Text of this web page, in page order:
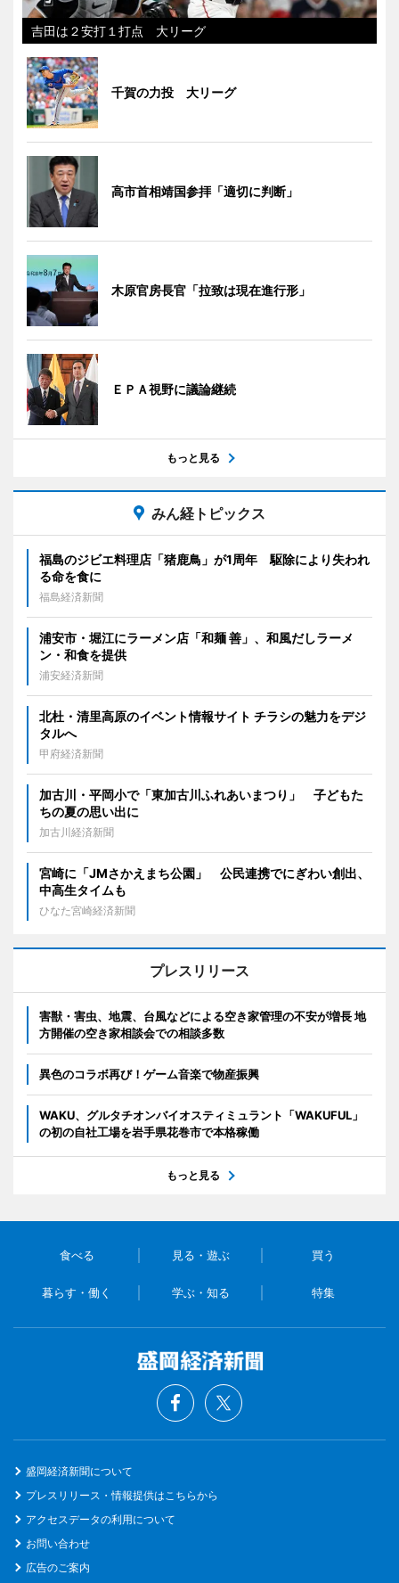
吉田は２安打１打点 大リーグ
千賀の力投 大リーグ
高市首相靖国参拝「適切に判断」
木原官房長官「拉致は現在進行形」
ＥＰＡ視野に議論継続
もっと見る
みん経トピックス
福島のジビエ料理店「猪鹿鳥」が1周年 駆除により失われ
る命を食に
福島経済新聞
浦安市・堀江にラーメン店「和麺 善」、和風だしラーメ
ン・和食を提供
浦安経済新聞
北杜・清里高原のイベント情報サイト チラシの魅力をデジ
タルへ
甲府経済新聞
加古川・平岡小で「東加古川ふれあいまつり」 子どもた
ちの夏の思い出に
加古川経済新聞
宮崎に「JMさかえまち公園」 公民連携でにぎわい創出、
中高生タイムも
ひなた宮崎経済新聞
プレスリリース
害獣・害虫、地震、台風などによる空き家管理の不安が増長 地
方開催の空き家相談会での相談多数
異色のコラボ再び！ゲーム音楽で物産振興
WAKU、グルタチオンバイオスティミュラント「WAKUFUL」
の初の自社工場を岩手県花巻市で本格稼働
もっと見る
食べる 見る・遊ぶ 買う
暮らす・働く 学ぶ・知る 特集
盛岡経済新聞について
プレスリリース・情報提供はこちらから
アクセスデータの利用について
お問い合わせ
広告のご案内